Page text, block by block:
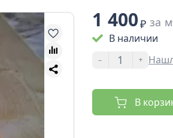
1 400 ₽ за
В наличии
-
+
В